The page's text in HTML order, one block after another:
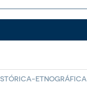
ETNOGRÁFICA